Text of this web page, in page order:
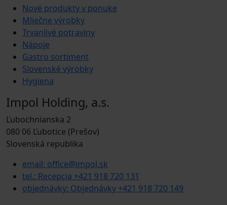
Nové produkty v ponuke
Mliečne výrobky
Trvanlivé potraviny
Nápoje
Gastro sortiment
Slovenské výrobky
Hygiena
Impol Holding, a.s.
Ľubochnianska 2
080 06 Ľubotice (Prešov)
Slovenská republika
email: office@impol.sk
tel.: Recepcia +421 918 720 131
objednávky: Objednávky +421 918 720 149